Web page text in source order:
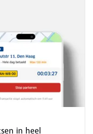
in heel